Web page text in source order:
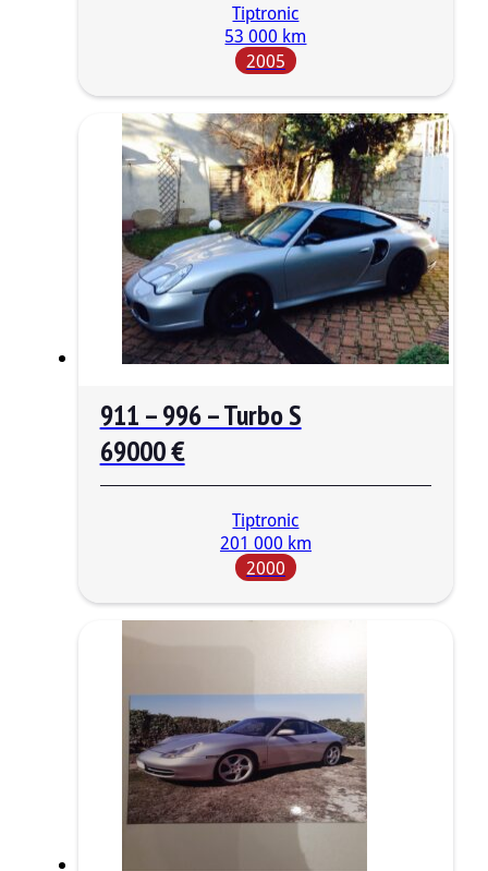
2005
53 000 km
Tiptronic
911 – 996 – Turbo S
69000 €
2000
201 000 km
Tiptronic